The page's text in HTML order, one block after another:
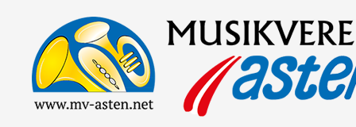
springen